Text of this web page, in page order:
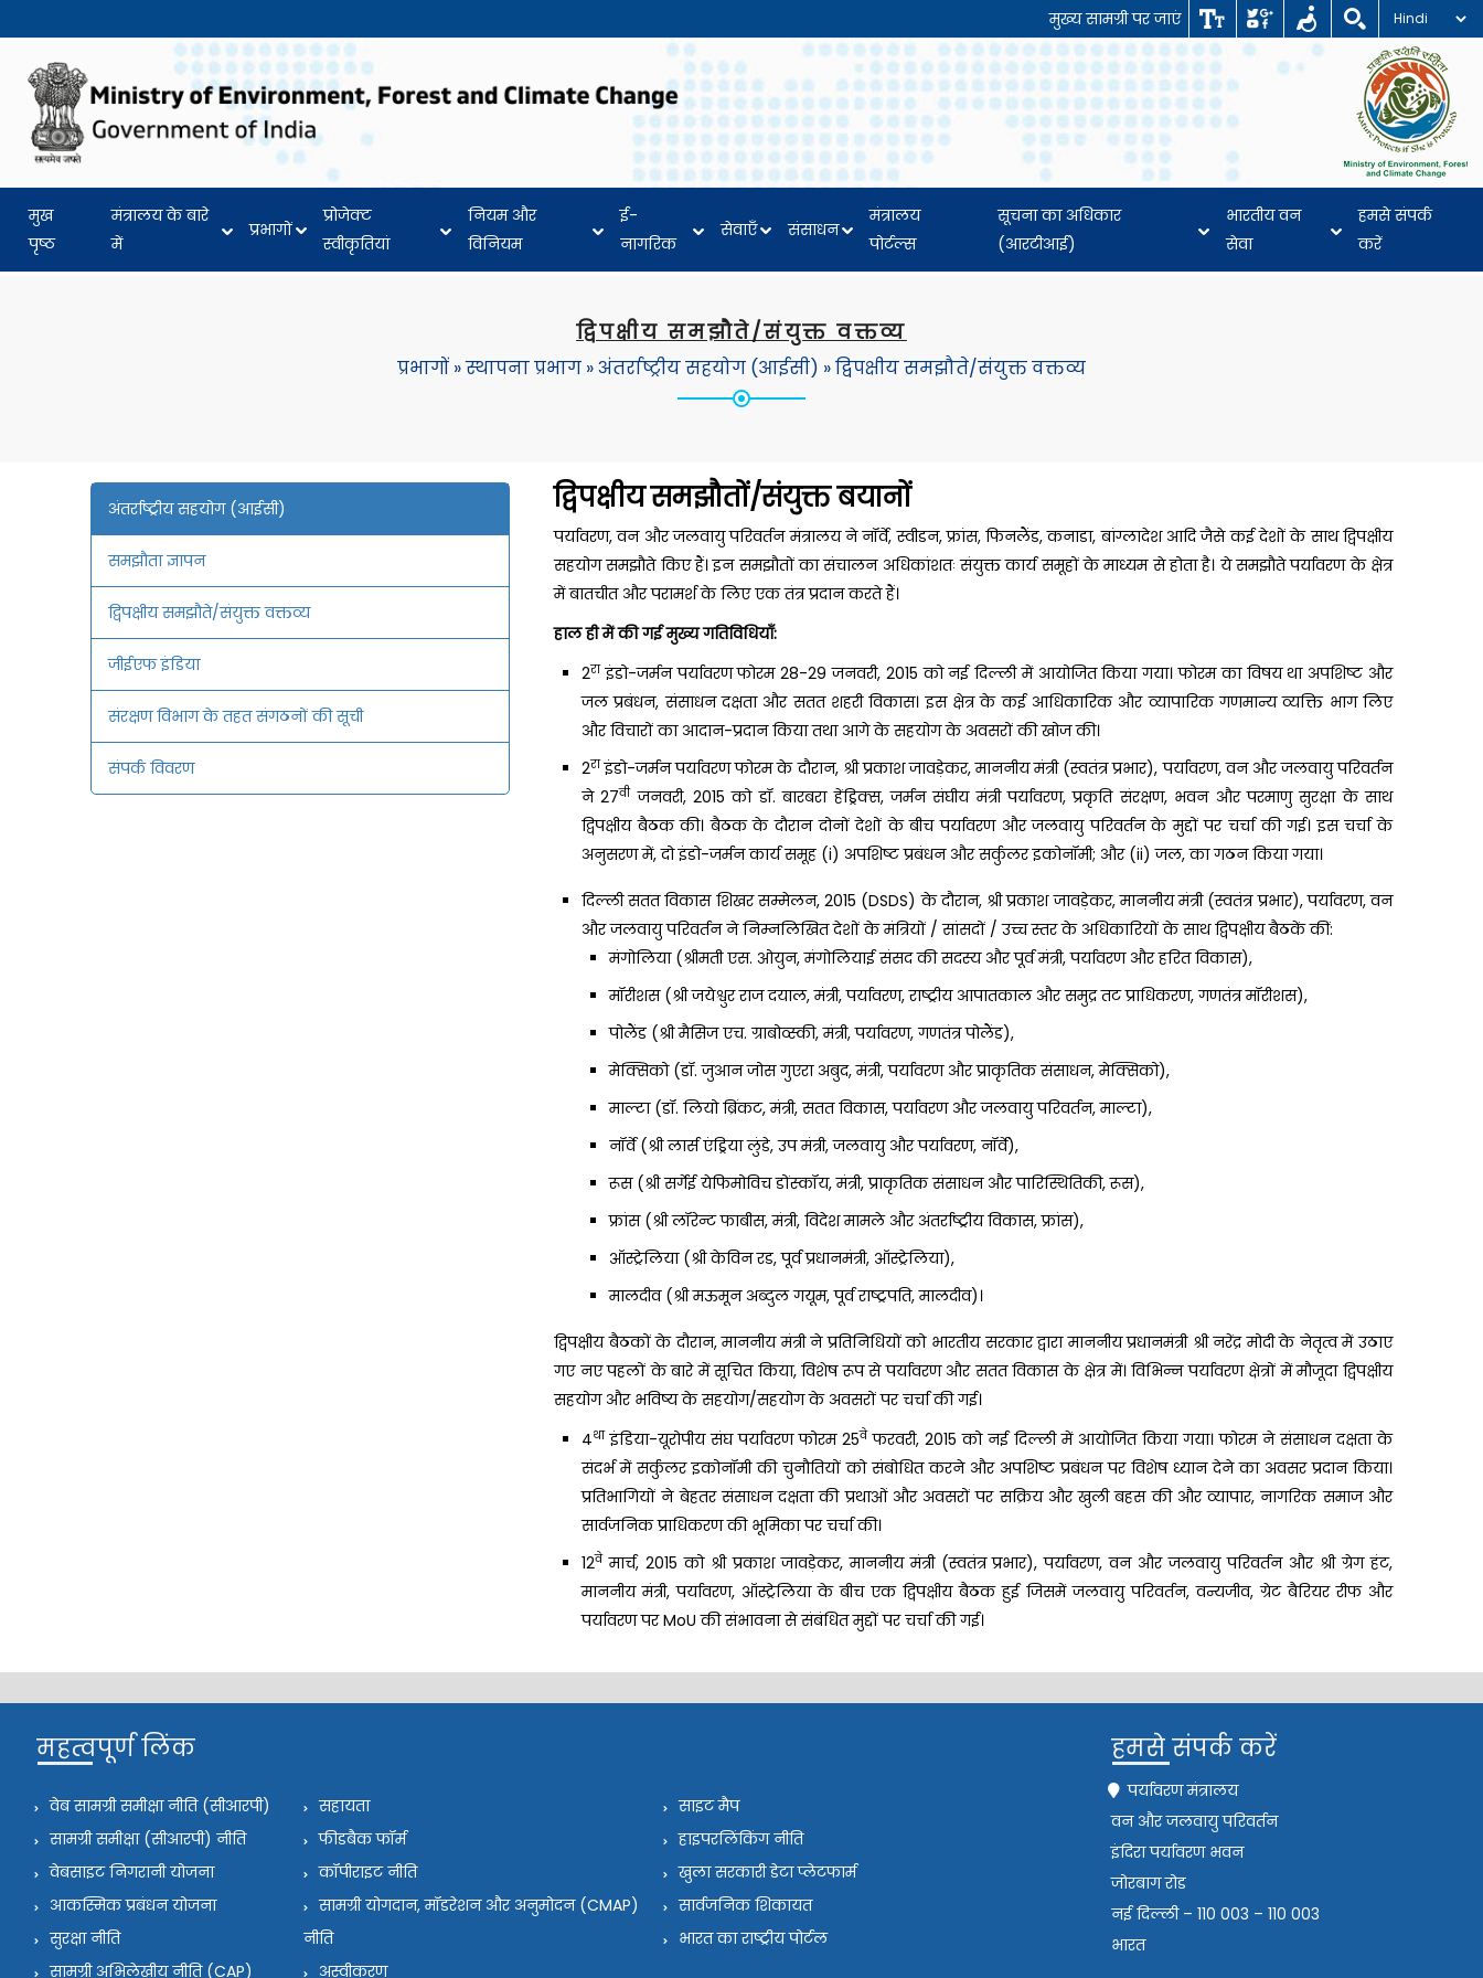
मुख्य सामग्री पर जाएं
मुख
पृष्ठ
मंत्रालय के बारे
में
प्रभागों
प्रोजेक्ट
स्वीकृतियां
नियम और
विनियम
ई-
नागरिक
सेवाएँ संसाधन
मंत्रालय
पोर्टल्स
सूचना का अधिकार
(आरटीआई)
भारतीय वन
सेवा
हमसे संपर्क
करें
द्विपक्षीय समझौते/संयुक्त वक्तव्य
प्रभागों »स्थापना प्रभाग »अंतर्राष्ट्रीय सहयोग (आईसी) »द्विपक्षीय समझौते/संयुक्त वक्तव्य
अंतर्राष्ट्रीय सहयोग (आईसी)
समझौता ज्ञापन
द्विपक्षीय समझौते/संयुक्त वक्तव्य
जीईएफ इंडिया
संरक्षण विभाग के तहत संगठनों की सूची
संपर्क विवरण
द्विपक्षीय समझौतों/संयुक्त बयानों
पर्यावरण, वन और जलवायु परिवर्तन मंत्रालय ने नॉर्वे, स्वीडन, फ्रांस, फिनलैंड, कनाडा, बांग्लादेश आदि जैसे कई देशों के साथ द्विपक्षीय
सहयोग समझौते किए हैं। इन समझौतों का संचालन अधिकांशतः संयुक्त कार्य समूहों के माध्यम से होता है। ये समझौते पर्यावरण के क्षेत्र
में बातचीत और परामर्श के लिए एक तंत्र प्रदान करते हैं।
हाल ही में की गई मुख्य गतिविधियाँ:
2रा इंडो-जर्मन पर्यावरण फोरम 28-29 जनवरी, 2015 को नई दिल्ली में आयोजित किया गया। फोरम का विषय था अपशिष्ट और
जल प्रबंधन, संसाधन दक्षता और सतत शहरी विकास। इस क्षेत्र के कई आधिकारिक और व्यापारिक गणमान्य व्यक्ति भाग लिए
और विचारों का आदान-प्रदान किया तथा आगे के सहयोग के अवसरों की खोज की।
2रा इंडो-जर्मन पर्यावरण फोरम के दौरान, श्री प्रकाश जावड़ेकर, माननीय मंत्री (स्वतंत्र प्रभार), पर्यावरण, वन और जलवायु परिवर्तन
ने 27वी जनवरी, 2015 को डॉ. बारबरा हेंड्रिक्स, जर्मन संघीय मंत्री पर्यावरण, प्रकृति संरक्षण, भवन और परमाणु सुरक्षा के साथ
द्विपक्षीय बैठक की। बैठक के दौरान दोनों देशों के बीच पर्यावरण और जलवायु परिवर्तन के मुद्दों पर चर्चा की गई। इस चर्चा के
अनुसरण में, दो इंडो-जर्मन कार्य समूह (i) अपशिष्ट प्रबंधन और सर्कुलर इकोनॉमी; और (ii) जल, का गठन किया गया।
दिल्ली सतत विकास शिखर सम्मेलन, 2015 (DSDS) के दौरान, श्री प्रकाश जावड़ेकर, माननीय मंत्री (स्वतंत्र प्रभार), पर्यावरण, वन
और जलवायु परिवर्तन ने निम्नलिखित देशों के मंत्रियों / सांसदों / उच्च स्तर के अधिकारियों के साथ द्विपक्षीय बैठकें कीं:
मंगोलिया (श्रीमती एस. ओयुन, मंगोलियाई संसद की सदस्य और पूर्व मंत्री, पर्यावरण और हरित विकास),
मॉरीशस (श्री जयेश्वुर राज दयाल, मंत्री, पर्यावरण, राष्ट्रीय आपातकाल और समुद्र तट प्राधिकरण, गणतंत्र मॉरीशस),
पोलैंड (श्री मैसिज एच. ग्राबोव्स्की, मंत्री, पर्यावरण, गणतंत्र पोलैंड),
मेक्सिको (डॉ. जुआन जोस गुएरा अबुद, मंत्री, पर्यावरण और प्राकृतिक संसाधन, मेक्सिको),
माल्टा (डॉ. लियो ब्रिंकट, मंत्री, सतत विकास, पर्यावरण और जलवायु परिवर्तन, माल्टा),
नॉर्वे (श्री लार्स एंड्रिया लुंडे, उप मंत्री, जलवायु और पर्यावरण, नॉर्वे),
रूस (श्री सर्गेई येफिमोविच डोंस्कॉय, मंत्री, प्राकृतिक संसाधन और पारिस्थितिकी, रूस),
फ्रांस (श्री लॉरेन्ट फाबीस, मंत्री, विदेश मामले और अंतर्राष्ट्रीय विकास, फ्रांस),
ऑस्ट्रेलिया (श्री केविन रड, पूर्व प्रधानमंत्री, ऑस्ट्रेलिया),
मालदीव (श्री मऊमून अब्दुल गयूम, पूर्व राष्ट्रपति, मालदीव)।
द्विपक्षीय बैठकों के दौरान, माननीय मंत्री ने प्रतिनिधियों को भारतीय सरकार द्वारा माननीय प्रधानमंत्री श्री नरेंद्र मोदी के नेतृत्व में उठाए
गए नए पहलों के बारे में सूचित किया, विशेष रूप से पर्यावरण और सतत विकास के क्षेत्र में। विभिन्न पर्यावरण क्षेत्रों में मौजूदा द्विपक्षीय
सहयोग और भविष्य के सहयोग/सहयोग के अवसरों पर चर्चा की गई।
4था इंडिया-यूरोपीय संघ पर्यावरण फोरम 25वे फरवरी, 2015 को नई दिल्ली में आयोजित किया गया। फोरम ने संसाधन दक्षता के
संदर्भ में सर्कुलर इकोनॉमी की चुनौतियों को संबोधित करने और अपशिष्ट प्रबंधन पर विशेष ध्यान देने का अवसर प्रदान किया।
प्रतिभागियों ने बेहतर संसाधन दक्षता की प्रथाओं और अवसरों पर सक्रिय और खुली बहस की और व्यापार, नागरिक समाज और
सार्वजनिक प्राधिकरण की भूमिका पर चर्चा की।
12वे मार्च, 2015 को श्री प्रकाश जावड़ेकर, माननीय मंत्री (स्वतंत्र प्रभार), पर्यावरण, वन और जलवायु परिवर्तन और श्री ग्रेग हंट,
माननीय मंत्री, पर्यावरण, ऑस्ट्रेलिया के बीच एक द्विपक्षीय बैठक हुई जिसमें जलवायु परिवर्तन, वन्यजीव, ग्रेट बैरियर रीफ और
पर्यावरण पर MoU की संभावना से संबंधित मुद्दों पर चर्चा की गई।
महत्वपूर्ण लिंक
वेब सामग्री समीक्षा नीति (सीआरपी)
सामग्री समीक्षा (सीआरपी) नीति
वेबसाइट निगरानी योजना
आकस्मिक प्रबंधन योजना
सुरक्षा नीति
सामग्री अभिलेखीय नीति (CAP)
सहायता
फीडबैक फॉर्म
कॉपीराइट नीति
सामग्री योगदान, मॉडरेशन और अनुमोदन (CMAP)
नीति
अस्वीकरण
साइट मैप
हाइपरलिंकिंग नीति
खुला सरकारी डेटा प्लेटफार्म
सार्वजनिक शिकायत
भारत का राष्ट्रीय पोर्टल
हमसे संपर्क करें
पर्यावरण मंत्रालय
वन और जलवायु परिवर्तन
इंदिरा पर्यावरण भवन
जोरबाग रोड
नई दिल्ली – 110 003 – 110 003
भारत